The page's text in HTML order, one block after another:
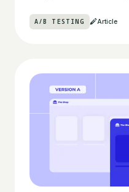
A/B TESTING Article